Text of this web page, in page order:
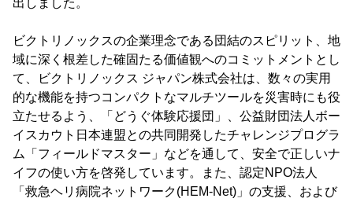
ビクトリノックスの企業理念である団結のスピリット、地
域に深く根差した確固たる価値観へのコミットメントとし
て、ビクトリノックス ジャパン株式会社は、数々の実用
的な機能を持つコンパクトなマルチツールを災害時にも役
立たせるよう、「どうぐ体験応援団」、公益財団法人ボー
イスカウト日本連盟との共同開発したチャレンジプログラ
ム「フィールドマスター」などを通して、安全で正しいナ
イフの使い方を啓発しています。また、認定NPO法人
「救急ヘリ病院ネットワーク(HEM-Net)」の支援、および